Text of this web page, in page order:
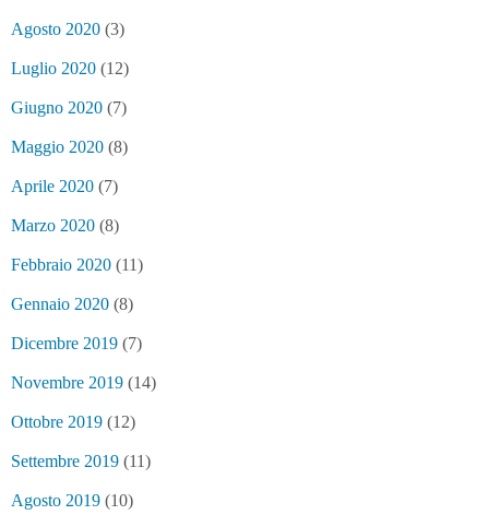
Agosto 2020 (3)
Luglio 2020 (12)
Giugno 2020 (7)
Maggio 2020 (8)
Aprile 2020 (7)
Marzo 2020 (8)
Febbraio 2020 (11)
Gennaio 2020 (8)
Dicembre 2019 (7)
Novembre 2019 (14)
Ottobre 2019 (12)
Settembre 2019 (11)
Agosto 2019 (10)